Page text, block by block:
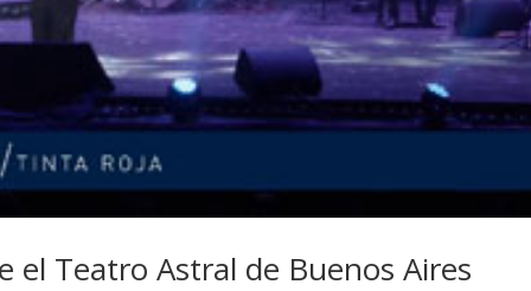
el Teatro Astral de Buenos Aires